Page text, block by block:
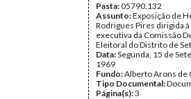
Pasta:05790.132
Assunto:Exposição de
Rodrigues Pires dirigida
executiva da Comissão
Eleitoral do Distrito de
Data:Segunda, 15 de
1969
Fundo:Alberto Arons de
Tipo Documental:
Página(s):3